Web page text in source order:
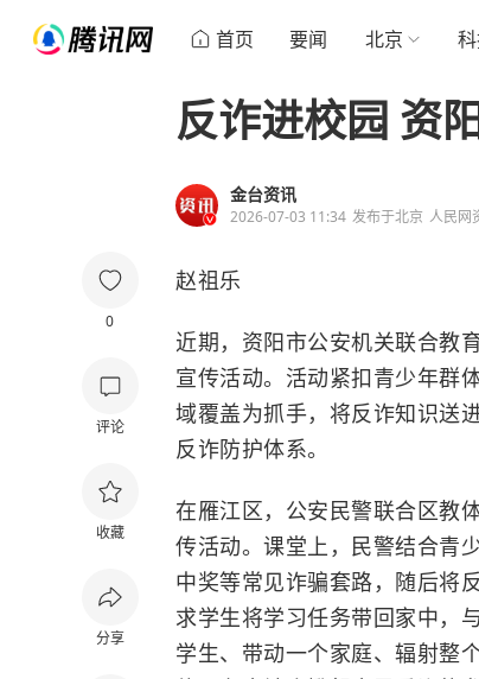
首页 要闻 北京
0
评论
收藏
分享
反诈进校园 资
金台资讯
2026-07-03 11:34 发布于北京 人民网
赵祖乐
近期，资阳市公安机关联合教
宣传活动。活动紧扣青少年群
域覆盖为抓手，将反诈知识送
反诈防护体系。
在雁江区，公安民警联合区教
传活动。课堂上，民警结合青
中奖等常见诈骗套路，随后将
求学生将学习任务带回家中，
学生、带动一个家庭、辐射整